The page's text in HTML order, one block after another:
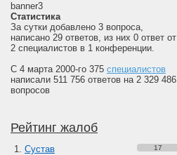
banner3
Статистика
За сутки добавлено 3 вопроса,
написано 29 ответов, из них 0 ответ от
2 специалистов в 1 конференции.
С 4 марта 2000-го 375 специалистов
написали 511 756 ответов на 2 329 486
вопросов
Рейтинг жалоб
Сустав 17